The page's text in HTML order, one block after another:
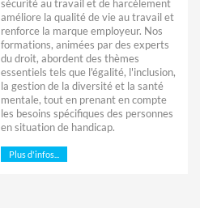
sécurité au travail et de harcèlement
améliore la qualité de vie au travail et
renforce la marque employeur. Nos
formations, animées par des experts
du droit, abordent des thèmes
essentiels tels que l'égalité, l'inclusion,
la gestion de la diversité et la santé
mentale, tout en prenant en compte
les besoins spécifiques des personnes
en situation de handicap.
Plus d'infos...